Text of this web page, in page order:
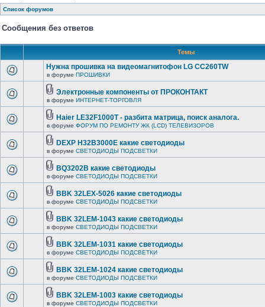
Список форумов
Сообщения без ответов
Темы
Нужна прошивка на видеомагнитофон LG CC260TW
в форуме ПРОШИВКИ
Электронные компоненты от ПРОКОНТАКТ
в форуме ИНТЕРНЕТ-ТОРГОВЛЯ
Haier LE32F1000T - разбита матрица, поиск аналога.
в форуме ФОРУМ ПО РЕМОНТУ ЖК (LCD) ТЕЛЕВИЗОРОВ
DEXP H32B3000E какие светодиоды
в форуме СВЕТОДИОДЫ ПОДСВЕТКИ
BQ3202B какие светодиоды
в форуме СВЕТОДИОДЫ ПОДСВЕТКИ
BBK 32LEX-5026 какие светодиоды
в форуме СВЕТОДИОДЫ ПОДСВЕТКИ
BBK 32LEM-1043 какие светодиоды
в форуме СВЕТОДИОДЫ ПОДСВЕТКИ
BBK 32LEM-1031 какие светодиоды
в форуме СВЕТОДИОДЫ ПОДСВЕТКИ
BBK 32LEM-1024 какие светодиоды
в форуме СВЕТОДИОДЫ ПОДСВЕТКИ
BBK 32LEM-1003 какие светодиоды
в форуме СВЕТОДИОДЫ ПОДСВЕТКИ